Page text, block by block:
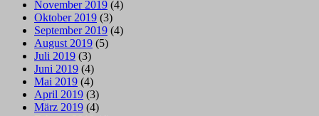
November 2019 (4)
Oktober 2019 (3)
September 2019 (4)
August 2019 (5)
Juli 2019 (3)
Juni 2019 (4)
Mai 2019 (4)
April 2019 (3)
März 2019 (4)